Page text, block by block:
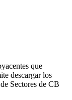
que
descargar los
Sectores de CB